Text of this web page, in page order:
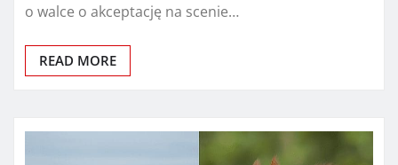
o walce o akceptację na scenie…
READ MORE